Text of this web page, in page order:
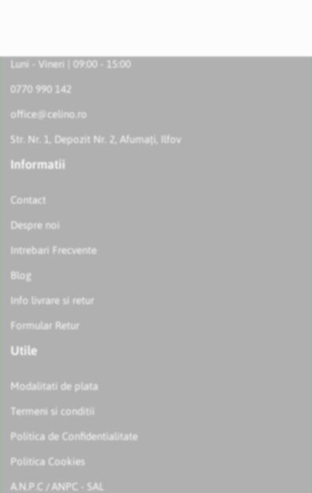
Luni - Vineri | 09:00 - 15:00
0770 990 142
office@celino.ro
Str. Nr. 1, Depozit Nr. 2, Afumați, Ilfov
Informatii
Contact
Despre noi
Intrebari Frecvente
Blog
Info livrare si retur
Formular Retur
Utile
Modalitati de plata
Termeni si conditii
Politica de Confidentialitate
Politica Cookies
A.N.P.C / ANPC - SAL